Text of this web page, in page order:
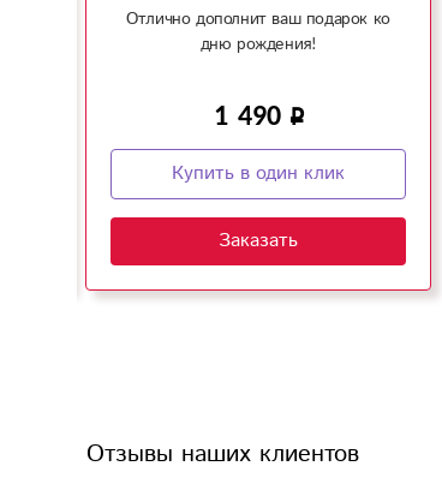
Отлично дополнит ваш подарок ко
дню рождения!
1 490
Купить в один клик
Заказать
Отзывы наших клиентов